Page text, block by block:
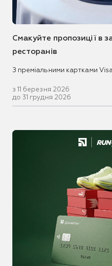
Смакуйте пропозиції в
ресторанів
З преміальними картками
з 11 березня 2026
до 31 грудня 2026